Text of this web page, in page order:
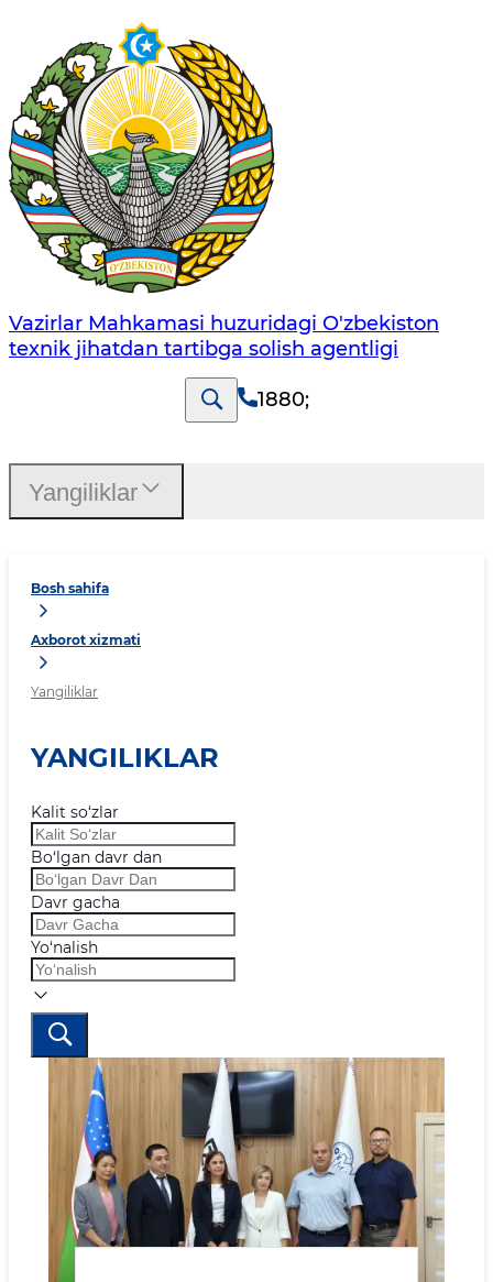
Vazirlar Mahkamasi huzuridagi O'zbekiston
texnik jihatdan tartibga solish agentligi
1880;
Bosh sahifa
Axborot xizmati
Yangiliklar
YANGILIKLAR
Kalit so‘zlar
Bo‘lgan davr dan
Davr gacha
Yo‘nalish
Yangiliklar